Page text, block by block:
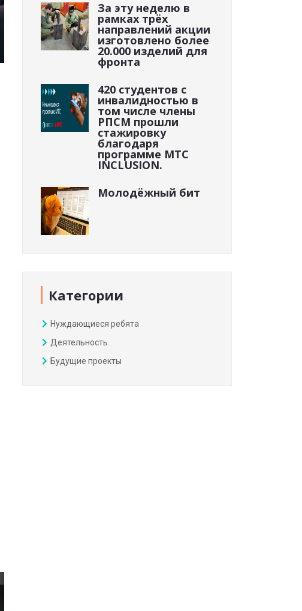
За эту неделю в
рамках трёх
направлений акции
изготовлено более
20.000 изделий для
фронта
420 студентов с
инвалидностью в
том числе члены
РПСМ прошли
стажировку
благодаря
программе МТС
INCLUSION.
Молодёжный бит
Категории
Нуждающиеся ребята
Деятельность
Будущие проекты